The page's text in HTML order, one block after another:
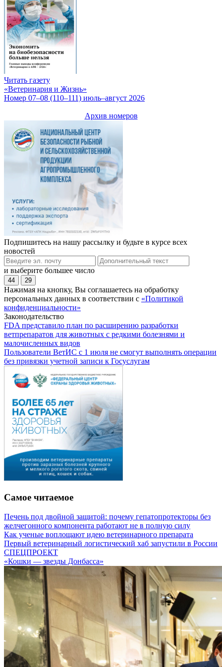
Читать газету
«Ветеринария и Жизнь»
Номер 07–08 (110–111) июль–август 2026
Архив номеров
Подпишитесь на нашу рассылку и будьте в курсе всех
новостей
и выберите большее число
44 29
Нажимая на кнопку, Вы соглашаетесь на обработку
персональных данных в соответствии с «Политикой
конфиденциальности»
Законодательство
FDA представило план по расширению разработки
ветпрепаратов для животных с редкими болезнями и
малочисленных видов
Пользователи ВетИС с 1 июля не смогут выполнять операции
без привязки учетной записи к Госуслугам
Самое читаемое
Печень под двойной защитой: почему гепатопротекторы без
желчегонного компонента работают не в полную силу
Как ученые воплощают идею ветеринарного препарата
Первый ветеринарный логистический хаб запустили в России
СПЕЦПРОЕКТ
«Кошки — звезды Донбасса»